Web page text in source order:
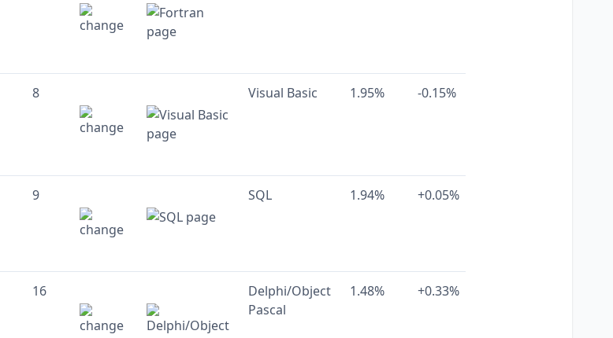
8 Visual Basic 1.95% -0.15%
9 SQL 1.94% +0.05%
16
Delphi/Object
Pascal
1.48% +0.33%